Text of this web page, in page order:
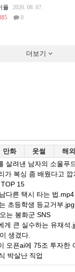
플
2026. 08. 07.
0
더보기
만화 웃썰 해외
려낸 남자의 소울푸드
복싱 좀 배웠다고 깝치
15
다른 택시 타는 법.mp4
초등학생 등교거부.jpg
는 봉화군 SNS
게 큰 실수하는 유재석
생겼다.
오픈ai에 75조 투자한
박살난 직업